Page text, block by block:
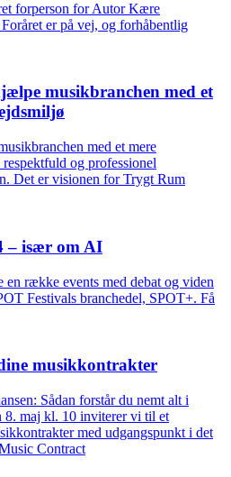
forperson for Autor Kære
er på vej, og forhåbentlig
musikbranchen med et
med et mere
og professionel
Det er visionen for Trygt Rum
– især om AI
række events med debat og viden
Festivals branchedel, SPOT+. Få
musikkontrakter
Sådan forstår du nemt alt i
8. maj kl. 10 inviterer vi til et
med udgangspunkt i det
Contract